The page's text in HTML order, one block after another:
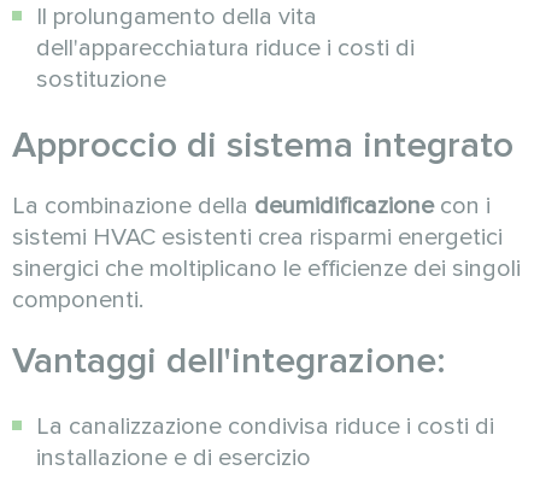
Il prolungamento della vita
dell'apparecchiatura riduce i costi di
sostituzione
Approccio di sistema integrato
La combinazione della deumidificazionecon i
sistemi HVAC esistenti crea risparmi energetici
sinergici che moltiplicano le efficienze dei singoli
componenti.
Vantaggi dell'integrazione:
La canalizzazione condivisa riduce i costi di
installazione e di esercizio